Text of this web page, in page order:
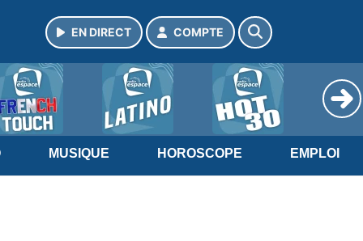
EN DIRECT COMPTE
MUSIQUE HOROSCOPE EMPLOI